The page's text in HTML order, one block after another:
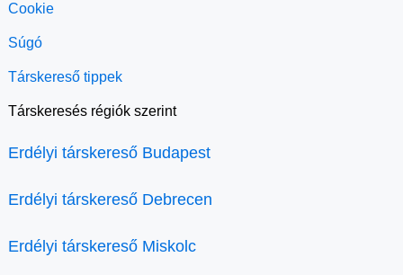
Cookie
Súgó
Társkereső tippek
Társkeresés régiók szerint
Erdélyi társkereső Budapest
Erdélyi társkereső Debrecen
Erdélyi társkereső Miskolc